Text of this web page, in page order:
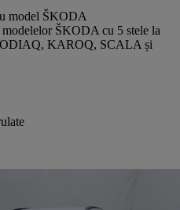
model ŠKODA
ŠKODA cu 5 stele la
KAROQ, SCALA și